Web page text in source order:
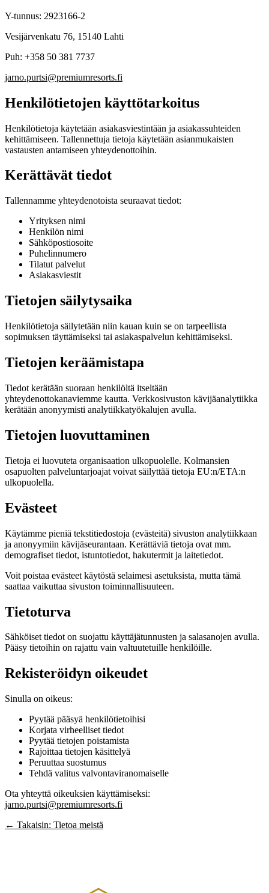
Y-tunnus: 2923166-2
Vesijärvenkatu 76, 15140 Lahti
Puh: +358 50 381 7737
jarno.purtsi@premiumresorts.fi
Henkilötietojen käyttötarkoitus
Henkilötietoja käytetään asiakasviestintään ja asiakassuhteiden
kehittämiseen. Tallennettuja tietoja käytetään asianmukaisten
vastausten antamiseen yhteydenottoihin.
Kerättävät tiedot
Tallennamme yhteydenotoista seuraavat tiedot:
Yrityksen nimi
Henkilön nimi
Sähköpostiosoite
Puhelinnumero
Tilatut palvelut
Asiakasviestit
Tietojen säilytysaika
Henkilötietoja säilytetään niin kauan kuin se on tarpeellista
sopimuksen täyttämiseksi tai asiakaspalvelun kehittämiseksi.
Tietojen keräämistapa
Tiedot kerätään suoraan henkilöltä itseltään
yhteydenottokanaviemme kautta. Verkkosivuston kävijäanalytiikka
kerätään anonyymisti analytiikkatyökalujen avulla.
Tietojen luovuttaminen
Tietoja ei luovuteta organisaation ulkopuolelle. Kolmansien
osapuolten palveluntarjoajat voivat säilyttää tietoja EU:n/ETA:n
ulkopuolella.
Evästeet
Käytämme pieniä tekstitiedostoja (evästeitä) sivuston analytiikkaan
ja anonyymiin kävijäseurantaan. Kerättäviä tietoja ovat mm.
demografiset tiedot, istuntotiedot, hakutermit ja laitetiedot.
Voit poistaa evästeet käytöstä selaimesi asetuksista, mutta tämä
saattaa vaikuttaa sivuston toiminnallisuuteen.
Tietoturva
Sähköiset tiedot on suojattu käyttäjätunnusten ja salasanojen avulla.
Pääsy tietoihin on rajattu vain valtuutetuille henkilöille.
Rekisteröidyn oikeudet
Sinulla on oikeus:
Pyytää pääsyä henkilötietoihisi
Korjata virheelliset tiedot
Pyytää tietojen poistamista
Rajoittaa tietojen käsittelyä
Peruuttaa suostumus
Tehdä valitus valvontaviranomaiselle
Ota yhteyttä oikeuksien käyttämiseksi:
jarno.purtsi@premiumresorts.fi
← Takaisin: Tietoa meistä